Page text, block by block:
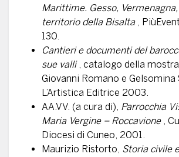
Marittime. Gesso, Vermenagna,
territorio della Bisalta,
130.
Cantieri e documenti del
sue valli, catalogo della
Giovanni Romano e Gelsomina
L’Artistica Editrice 2003.
AA.VV. (a cura di), Parrocchia
Maria Vergine – Roccavione,
Diocesi di Cuneo, 2001.
Maurizio Ristorto, Storia civile